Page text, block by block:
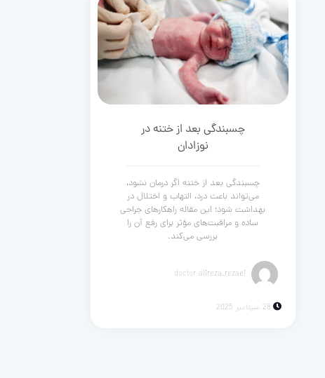
چسبندگی بعد از ختنه در
نوزادان
چسبندگی بعد از ختنه اگر درمان نشود،
می‌تواند باعث درد، التهاب و اختلال در
بهداشت شود؛ این مقاله راهکارهای جراحی
ساده و مراقبت‌های مؤثر برای رفع آن را
بررسی می‌کند.
doctor alireza_rezaei